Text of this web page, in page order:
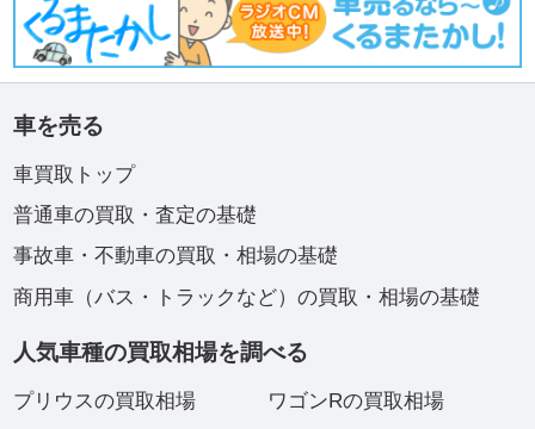
車を売る
車買取トップ
普通車の買取・査定の基礎
事故車・不動車の買取・相場の基礎
商用車（バス・トラックなど）の買取・相場の基礎
人気車種の買取相場を調べる
プリウスの買取相場
ワゴンRの買取相場